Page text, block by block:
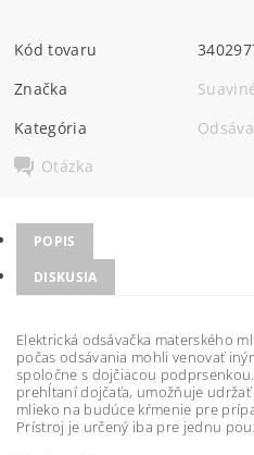
Kód tovaru
Značka
Kategória
Otázka
POPIS
DISKUSIA
Elektrická odsávačka materského
počas odsávania mohli venovať
spoločne s dojčiacou
prehĺtaní dojčaťa, umožňuje
mlieko na budúce kŕmenie pre
Prístroj je určený iba pre jednu